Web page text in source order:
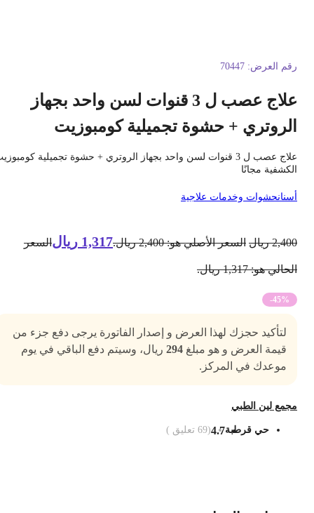
العرض: 70447
علاج عصب ل 3 قنوات لسن واحد بجهاز
+ حشوة تجميلية كومبوزيت
علاج عصب ل 3 قنوات لسن واحد بجهاز الروتري + حشوة تجميلية كومبوزيت
مجانًا
حشوات وخدمات علاجية
ريال السعر الأصلي هو: 2,400 ريال. 1,317 ريال السعر
هو: 1,317 ريال.
-45%
لتأكيد حجزك لهذا العرض و إصدار الفاتورة يرجى دفع جزء من
قيمة العرض و هو مبلغ294 ريال، وسيتم دفع الباقي في يوم
موعدك في المركز.
لين الطبي
حي قرطبة4.7
(
69تعليق )